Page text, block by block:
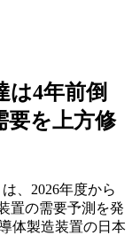
は4年前倒
を上方修
、2026年度から
置の需要予測を発
体製造装置の日本